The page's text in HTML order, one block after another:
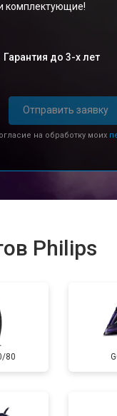
комплектующие!
Гарантия до 3-х лет
Отправить заявку
на обработку моих
Philips
80